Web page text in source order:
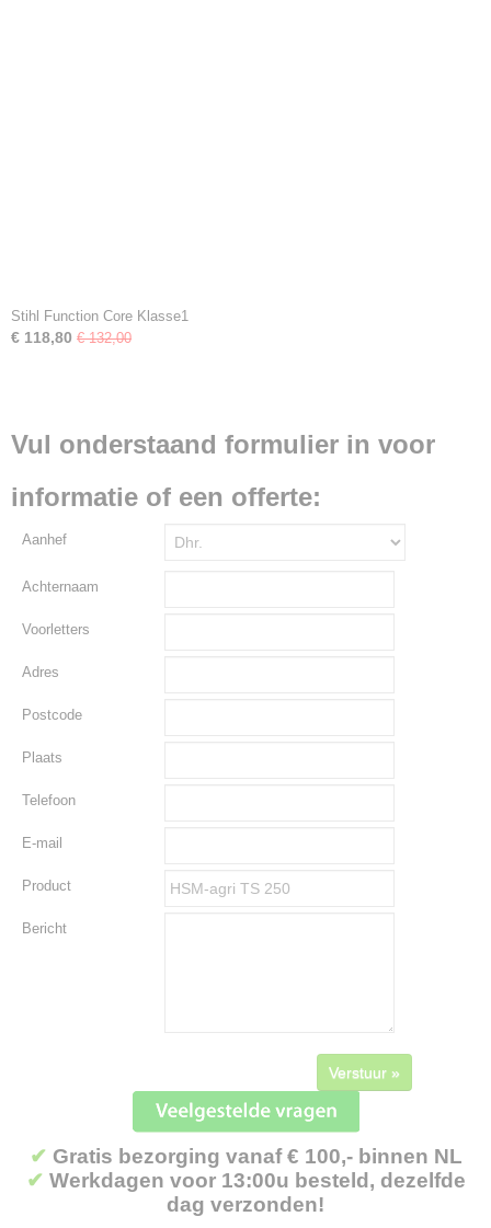
Stihl Function Core Klasse1
€ 118,80 € 132,00
Vul onderstaand formulier in voor
informatie of een offerte:
Aanhef
Achternaam
Voorletters
Adres
Postcode
Plaats
Telefoon
E-mail
Product
Bericht
Verstuur »
✔ Gratis bezorging vanaf € 100,- binnen NL
✔ Werkdagen voor 13:00u besteld, dezelfde
dag verzonden!